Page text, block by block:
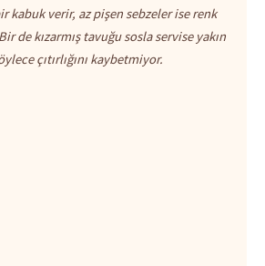
kabuk verir, az pişen sebzeler ise renk
de kızarmış tavuğu sosla servise yakın
çıtırlığını kaybetmiyor.